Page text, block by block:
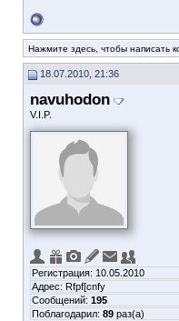
Нажмите здесь, чтобы написать
18.07.2010, 21:36
navuhodon
V.I.P.
Регистрация: 10.05.2010
Адрес: Rfpf[cnfy
Сообщений: 195
Поблагодарил: 89 раз(а)